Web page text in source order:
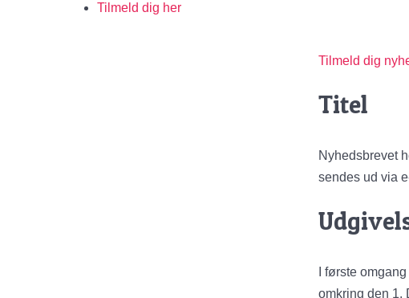
Tilmeld dig her
Tilmeld dig
Titel
Nyhedsbrevet
sendes ud via
I første
omkring den 1.